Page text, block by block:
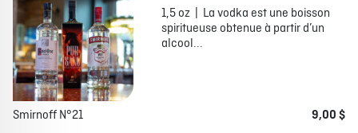
1,5 oz | La vodka est une boisson
spiritueuse obtenue à partir d’un
alcool...
Smirnoff N°21
9,00 $